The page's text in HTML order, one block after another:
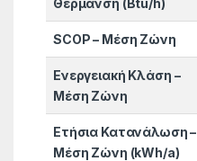
SCOP – Μέση Ζώνη
Eνεργειακή Κλάση –
Μέση Ζώνη
Ετήσια Κατανάλωση –
Μέση Ζώνη (kWh/a)